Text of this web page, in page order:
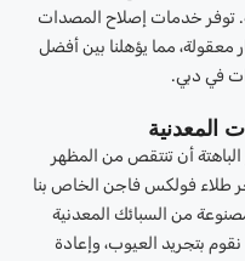
توفر خدمات إصلاح المصدات
معقولة، مما يؤهلنا بين أفضل
في دبي.
المعدنية
أن تنتقص من المظهر
طلاء فولكس فاجن الخاص بنا
من السبائك المعدنية
نقوم بتجريد العيوب، وإعادة